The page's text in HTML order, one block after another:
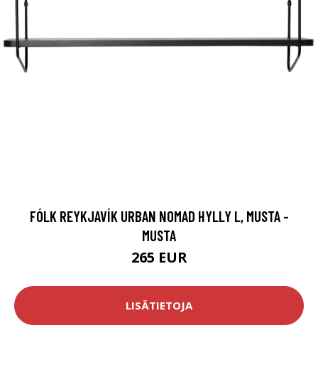
FÓLK REYKJAVÍK URBAN NOMAD HYLLY L, MUSTA -
MUSTA
265 EUR
LISÄTIETOJA